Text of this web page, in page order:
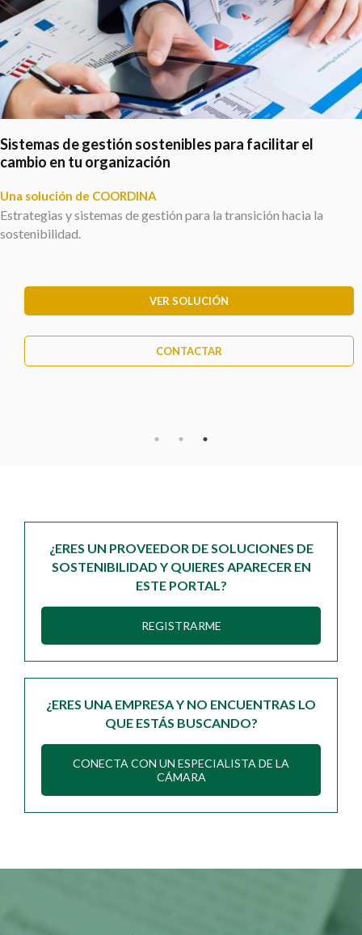
Sistemas de gestión sostenibles para facilitar el
cambio en tu organización
Una solución de COORDINA
Estrategias y sistemas de gestión para la transición hacia la
sostenibilidad.
VER SOLUCIÓN
CONTACTAR
¿ERES UN PROVEEDOR DE SOLUCIONES DE
SOSTENIBILIDAD Y QUIERES APARECER EN
ESTE PORTAL?
REGISTRARME
¿ERES UNA EMPRESA Y NO ENCUENTRAS LO
QUE ESTÁS BUSCANDO?
CONECTA CON UN ESPECIALISTA DE LA
CÁMARA